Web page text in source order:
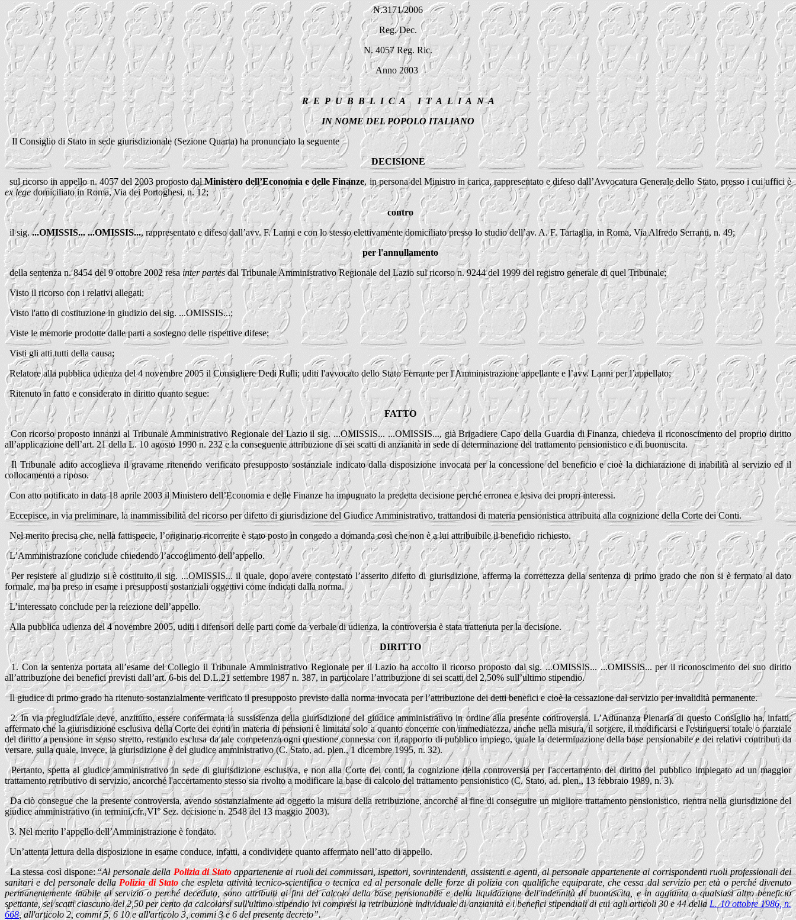
N.3171/2006
Reg. Dec.
N. 4057 Reg. Ric.
Anno 2003
R E P U B B L I C A I T A L I A N A
IN NOME DEL POPOLO ITALIANO
Il Consiglio di Stato in sede giurisdizionale (Sezione Quarta) ha pronunciato la seguente
DECISIONE
sul ricorso in appello n. 4057 del 2003 proposto dalMinistero dell’Economia e delle Finanze, in persona del Ministro in carica, rappresentato e difeso dall’Avvocatura Generale dello Stato, presso i cui uffici è
ex lege domiciliato in Roma, Via dei Portoghesi, n. 12;
contro
il sig....OMISSIS... ...OMISSIS..., rappresentato e difeso dall’avv. F. Lanni e con lo stesso elettivamente domiciliato presso lo studio dell’av. A. F. Tartaglia, in Roma, Via Alfredo Serranti, n. 49;
per l'annullamento
della sentenza n. 8454 del 9 ottobre 2002 resainter partesdal Tribunale Amministrativo Regionale del Lazio sul ricorso n. 9244 del 1999 del registro generale di quel Tribunale;
Visto il ricorso con i relativi allegati;
Visto l'atto di costituzione in giudizio del sig. ...OMISSIS...;
Viste le memorie prodotte dalle parti a sostegno delle rispettive difese;
Visti gli atti tutti della causa;
Relatore alla pubblica udienza del 4 novembre 2005 il Consigliere Dedi Rulli; uditi l'avvocato dello Stato Ferrante per l'Amministrazione appellante e l’avv. Lanni per l’appellato;
Ritenuto in fatto e considerato in diritto quanto segue:
FATTO
Con ricorso proposto innanzi al Tribunale Amministrativo Regionale del Lazio il sig. ...OMISSIS... ...OMISSIS..., già Brigadiere Capo della Guardia di Finanza, chiedeva il riconoscimento del proprio diritto
all’applicazione dell’art. 21 della L. 10 agosto 1990 n. 232 e la conseguente attribuzione di sei scatti di anzianità in sede di determinazione del trattamento pensionistico e di buonuscita.
Il Tribunale adito accoglieva il gravame ritenendo verificato presupposto sostanziale indicato dalla disposizione invocata per la concessione del beneficio e cioè la dichiarazione di inabilità al servizio ed il
collocamento a riposo.
Con atto notificato in data 18 aprile 2003 il Ministero dell’Economia e delle Finanze ha impugnato la predetta decisione perché erronea e lesiva dei propri interessi.
Eccepisce, in via preliminare, la inammissibilità del ricorso per difetto di giurisdizione del Giudice Amministrativo, trattandosi di materia pensionistica attribuita alla cognizione della Corte dei Conti.
Nel merito precisa che, nella fattispecie, l’originario ricorrente è stato posto in congedo a domanda così che non è a lui attribuibile il beneficio richiesto.
L’Amministrazione conclude chiedendo l’accoglimento dell’appello.
Per resistere al giudizio si è costituito il sig. ...OMISSIS... il quale, dopo avere contestato l’asserito difetto di giurisdizione, afferma la correttezza della sentenza di primo grado che non si è fermato al dato
formale, ma ha preso in esame i presupposti sostanziali oggettivi come indicati dalla norma.
L’interessato conclude per la reiezione dell’appello.
Alla pubblica udienza del 4 novembre 2005, uditi i difensori delle parti come da verbale di udienza, la controversia è stata trattenuta per la decisione.
DIRITTO
1. Con la sentenza portata all’esame del Collegio il Tribunale Amministrativo Regionale per il Lazio ha accolto il ricorso proposto dal sig. ...OMISSIS... ...OMISSIS... per il riconoscimento del suo diritto
all’attribuzione dei benefici previsti dall’art. 6-bis del D.L.21 settembre 1987 n. 387, in particolare l’attribuzione di sei scatti del 2,50% sull’ultimo stipendio.
Il giudice di primo grado ha ritenuto sostanzialmente verificato il presupposto previsto dalla norma invocata per l’attribuzione dei detti benefici e cioè la cessazione dal servizio per invalidità permanente.
2. In via pregiudiziale deve, anzitutto, essere confermata la sussistenza della giurisdizione del giudice amministrativo in ordine alla presente controversia. L’Adunanza Plenaria di questo Consiglio ha, infatti,
affermato che la giurisdizione esclusiva della Corte dei conti in materia di pensioni è limitata solo a quanto concerne con immediatezza, anche nella misura, il sorgere, il modificarsi e l'estinguersi totale o parziale
del diritto a pensione in senso stretto, restando esclusa da tale competenza ogni questione connessa con il rapporto di pubblico impiego, quale la determinazione della base pensionabile e dei relativi contributi da
versare, sulla quale, invece, la giurisdizione è del giudice amministrativo (C. Stato, ad. plen., 1 dicembre 1995, n. 32).
Pertanto, spetta al giudice amministrativo in sede di giurisdizione esclusiva, e non alla Corte dei conti, la cognizione della controversia per l'accertamento del diritto del pubblico impiegato ad un maggior
trattamento retributivo di servizio, ancorché l'accertamento stesso sia rivolto a modificare la base di calcolo del trattamento pensionistico (C. Stato, ad. plen., 13 febbraio 1989, n. 3).
Da ciò consegue che la presente controversia, avendo sostanzialmente ad oggetto la misura della retribuzione, ancorché al fine di conseguire un migliore trattamento pensionistico, rientra nella giurisdizione del
giudice amministrativo (in termini,cfr.,VI° Sez. decisione n. 2548 del 13 maggio 2003).
3. Nel merito l’appello dell’Amministrazione è fondato.
Un’attenta lettura della disposizione in esame conduce, infatti, a condividere quanto affermato nell’atto di appello.
La stessa così dispone: “Al personale della Polizia di Statoappartenente ai ruoli dei commissari, ispettori, sovrintendenti, assistenti e agenti, al personale appartenente ai corrispondenti ruoli professionali dei
sanitari e del personale della Polizia di Statoche espleta attività tecnico-scientifica o tecnica ed al personale delle forze di polizia con qualifiche equiparate, che cessa dal servizio per età o perché divenuto
permanentemente inabile al servizio o perché deceduto, sono attribuiti ai fini del calcolo della base pensionabile e della liquidazione dell'indennità di buonuscita, e in aggiunta a qualsiasi altro beneficio
spettante, sei scatti ciascuno del 2,50 per cento da calcolarsi sull'ultimo stipendio ivi compresi la retribuzione individuale di anzianità e i benefìci stipendiali di cui agli articoli 30 e 44 della L. 10 ottobre 1986, n.
668, all'articolo 2, commi 5, 6 10 e all'articolo 3, commi 3 e 6 del presente decreto”.